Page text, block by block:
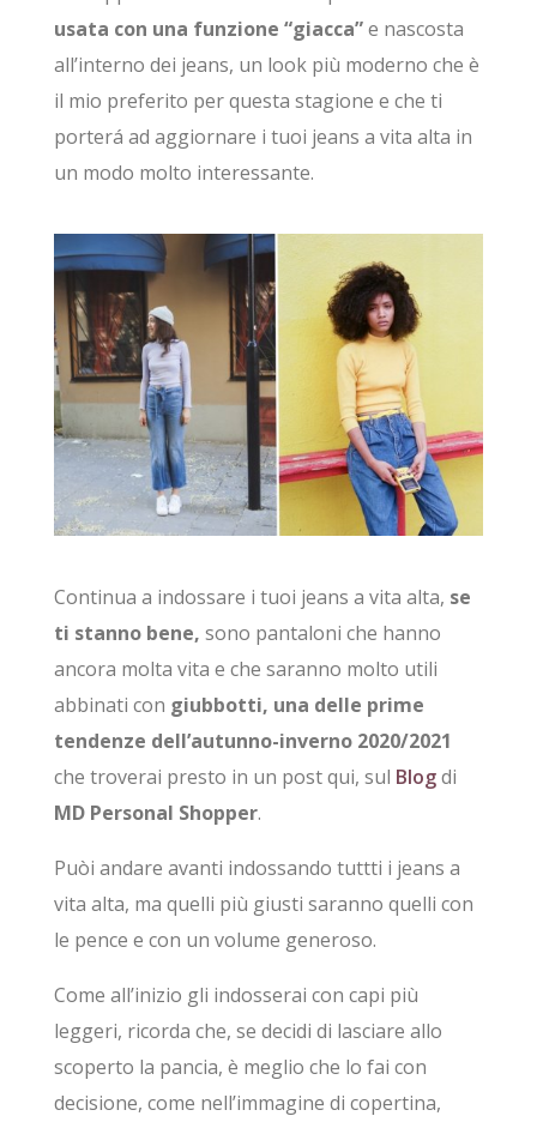
usata con una funzione “giacca”e nascosta
all’interno dei jeans, un look più moderno che è
il mio preferito per questa stagione e che ti
porterá ad aggiornare i tuoi jeans a vita alta in
un modo molto interessante.
Continua a indossare i tuoi jeans a vita alta, se
ti stanno bene, sono pantaloni che hanno
ancora molta vita e che saranno molto utili
abbinati con giubbotti, una delle prime
tendenze dell’autunno-inverno 2020/2021
che troverai presto in un post qui, sul Blogdi
MD Personal Shopper.
Puòi andare avanti indossando tuttti i jeans a
vita alta, ma quelli più giusti saranno quelli con
le pence e con un volume generoso.
Come all’inizio gli indosserai con capi più
leggeri, ricorda che, se decidi di lasciare allo
scoperto la pancia, è meglio che lo fai con
decisione, come nell’immagine di copertina,